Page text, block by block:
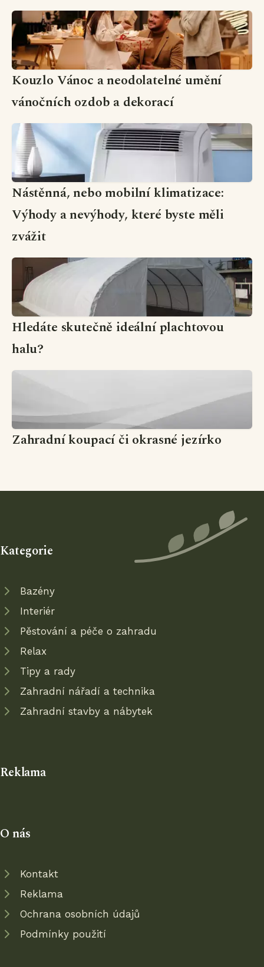
Kouzlo Vánoc a neodolatelné umění
vánočních ozdob a dekorací
Nástěnná, nebo mobilní klimatizace:
Výhody a nevýhody, které byste měli
zvážit
Hledáte skutečně ideální plachtovou
halu?
Zahradní koupací či okrasné jezírko
Kategorie
Bazény
Interiér
Pěstování a péče o zahradu
Relax
Tipy a rady
Zahradní nářadí a technika
Zahradní stavby a nábytek
Reklama
O nás
Kontakt
Reklama
Ochrana osobních údajů
Podmínky použití